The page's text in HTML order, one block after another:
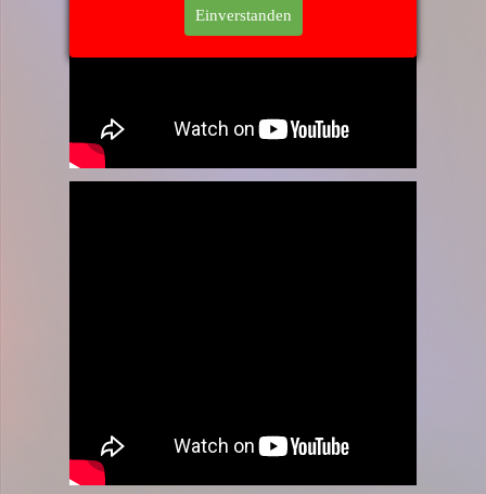
Einverstanden